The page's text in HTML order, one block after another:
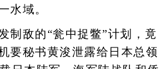
水域。
敌的“瓮中捉鳖”计划，竟
要秘书黄浚泄露给日本总领